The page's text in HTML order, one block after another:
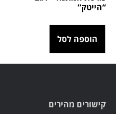
“הייטק”
הוספה לסל
קישורים מהירים